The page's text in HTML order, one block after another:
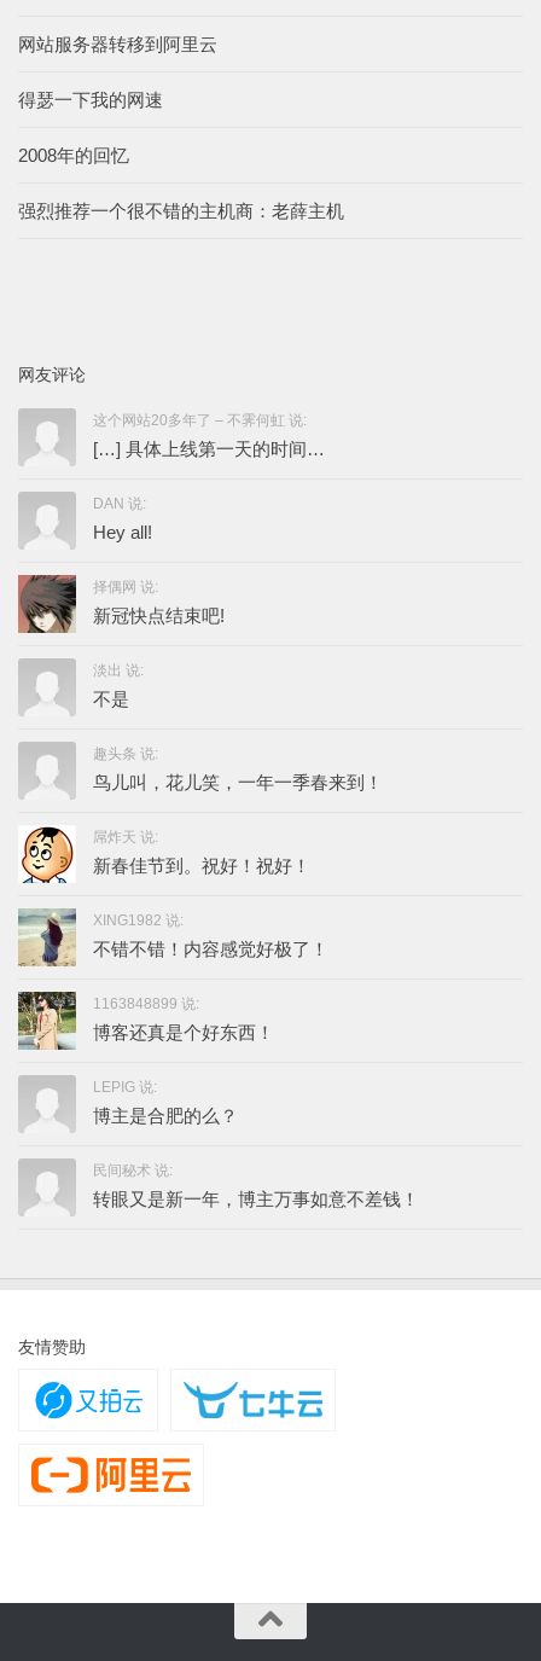
网站服务器转移到阿里云
得瑟一下我的网速
2008年的回忆
强烈推荐一个很不错的主机商：老薛主机
网友评论
这个网站20多年了 – 不霁何虹 说:
[…] 具体上线第一天的时间…
DAN 说:
Hey all!
择偶网 说:
新冠快点结束吧!
淡出 说:
不是
趣头条 说:
鸟儿叫，花儿笑，一年一季春来到！
屌炸天 说:
新春佳节到。祝好！祝好！
XING1982 说:
不错不错！内容感觉好极了！
1163848899 说:
博客还真是个好东西！
LEPIG 说:
博主是合肥的么？
民间秘术 说:
转眼又是新一年，博主万事如意不差钱！
友情赞助